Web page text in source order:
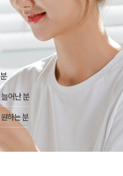
어난 분
하는 분